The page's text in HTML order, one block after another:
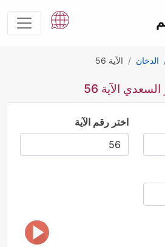
الدخان الآية 56
الآية 56
اختر رقم الآية